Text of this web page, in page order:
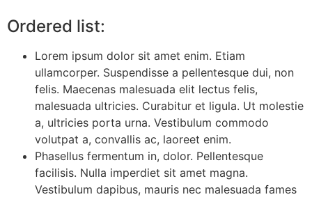
Ordered list:
Lorem ipsum dolor sit amet enim. Etiam
ullamcorper. Suspendisse a pellentesque dui, non
felis. Maecenas malesuada elit lectus felis,
malesuada ultricies. Curabitur et ligula. Ut molestie
a, ultricies porta urna. Vestibulum commodo
volutpat a, convallis ac, laoreet enim.
Phasellus fermentum in, dolor. Pellentesque
facilisis. Nulla imperdiet sit amet magna.
Vestibulum dapibus, mauris nec malesuada fames